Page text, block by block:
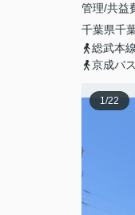
管理/共益
千葉県千
総武本
京成バ
1/22